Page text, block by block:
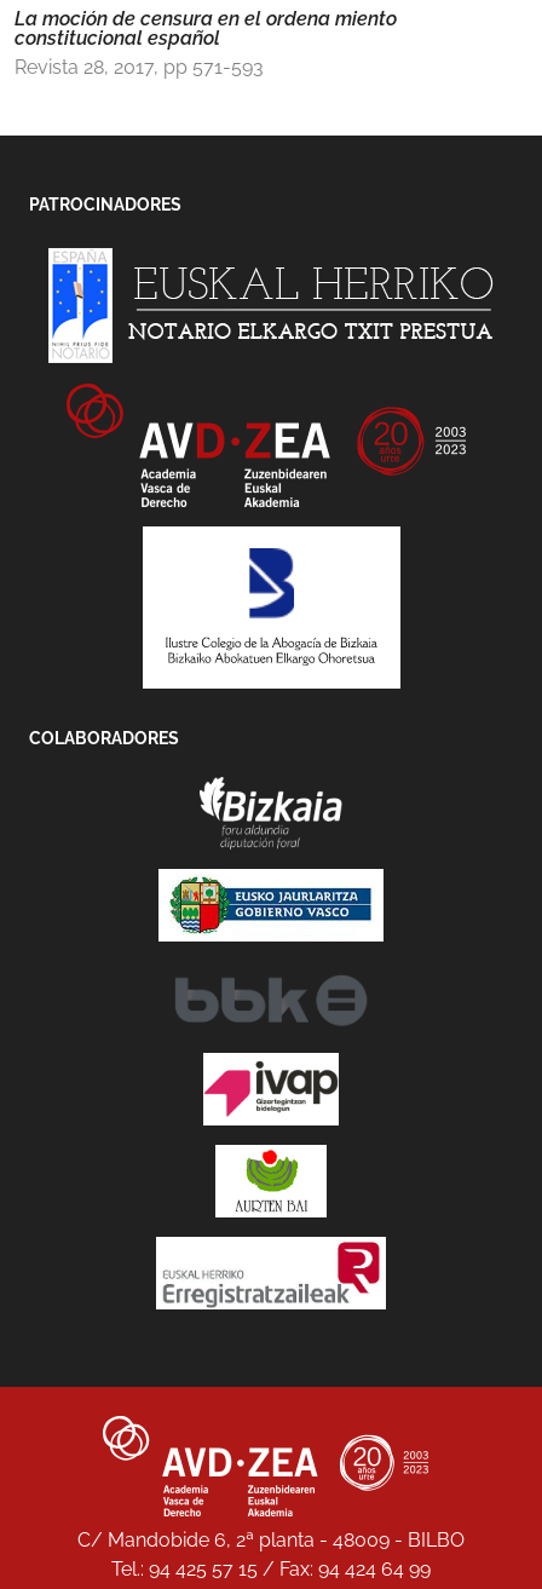
La moción de censura en el ordena miento
constitucional español
Revista 28, 2017, pp 571-593
PATROCINADORES
COLABORADORES
C/ Mandobide 6, 2ª planta - 48009 - BILBO
Tel.: 94 425 57 15 / Fax: 94 424 64 99